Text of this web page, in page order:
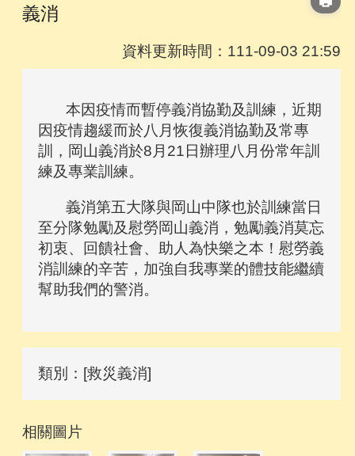
義消
資料更新時間：111-09-03 21:59
本因疫情而暫停義消協勤及訓練，近期
因疫情趨緩而於八月恢復義消協勤及常專
訓，岡山義消於8月21日辦理八月份常年訓
練及專業訓練。
義消第五大隊與岡山中隊也於訓練當日
至分隊勉勵及慰勞岡山義消，勉勵義消莫忘
初衷、回饋社會、助人為快樂之本！慰勞義
消訓練的辛苦，加強自我專業的體技能繼續
幫助我們的警消。
類別：[救災義消]
相關圖片